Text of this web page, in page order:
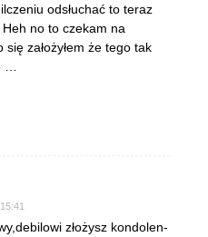
odsłuchać to teraz
no to czekam na
się założyłem że tego tak
…
złożysz kon­do­len­